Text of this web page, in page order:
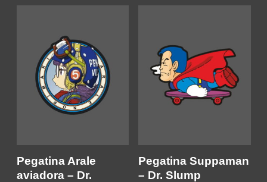
Pegatina Arale
aviadora – Dr.
Pegatina Suppaman
– Dr. Slump